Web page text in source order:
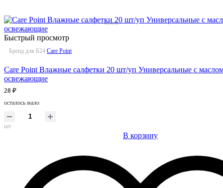
Быстрый просмотр
Бренд для Б24 Care Point
Care Point Влажные салфетки 20 шт/уп Универсальные с
освежающие
28 ₽
осталось мало
шт
В корзину